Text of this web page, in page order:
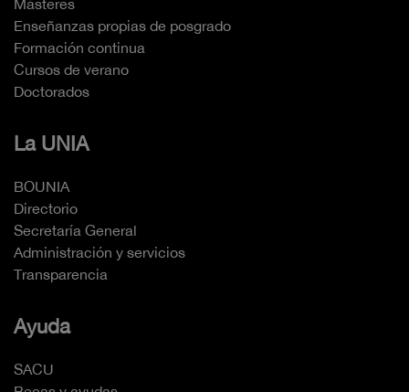
Enseñanzas propias de posgrado
Formación continua
Cursos de verano
Doctorados
La UNIA
BOUNIA
Directorio
Secretaría General
Administración y servicios
Transparencia
Ayuda
SACU